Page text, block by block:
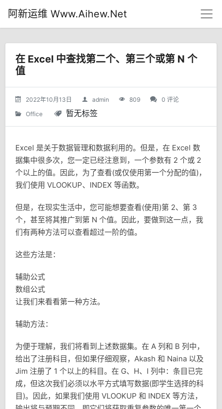
阿新运维 Www.Aihew.Net
在 Excel 中查找第二个、第三个或第 N 个
值
2022年10月13日 admin 809
0 评论
Office
暂无标签
Excel 是关于数据管理和数据利用的。但是，在 Excel 数
据集中很多次，您一定已经注意到，一个参数有 2 个或 2
个以上的值。因此，为了查看(或仅使用第一个分配的值)，
我们使用 VLOOKUP、INDEX 等函数。
但是，在现实生活中，您可能想要查看(使用)第 2、第 3
个，甚至将其推广到第 N 个值。因此，要做到这一点，我
们有两种方法可以查看超过一阶的值。
这些方法是：
辅助公式
数组公式
让我们来看看第一种方法。
辅助方法：
为便于理解，我们将看到上述数据集。在 A 列和 B 列中，
给出了注册科目，但如果仔细观察，Akash 和 Naina 以及
Jim 注册了 1 个以上的科目。在 G、H、I 列中：条目已完
成，但这次我们必须以水平方式填写数据(即学生选择的科
目)。因此，如果我们使用 VLOOKUP 和 INDEX 等方法，